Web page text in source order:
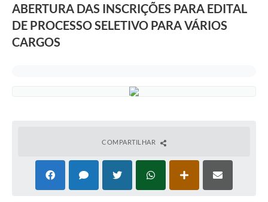
ABERTURA DAS INSCRIÇÕES PARA EDITAL
DE PROCESSO SELETIVO PARA VÁRIOS
CARGOS
COMPARTILHAR